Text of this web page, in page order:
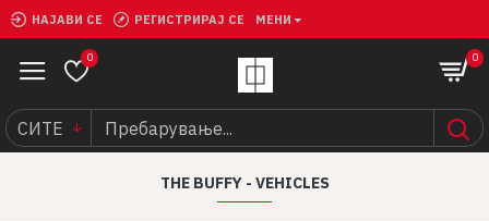
НАЈАВИ СЕ РЕГИСТРИРАЈ СЕ МЕНИ
0 0
СИТЕ
THE BUFFY - VEHICLES